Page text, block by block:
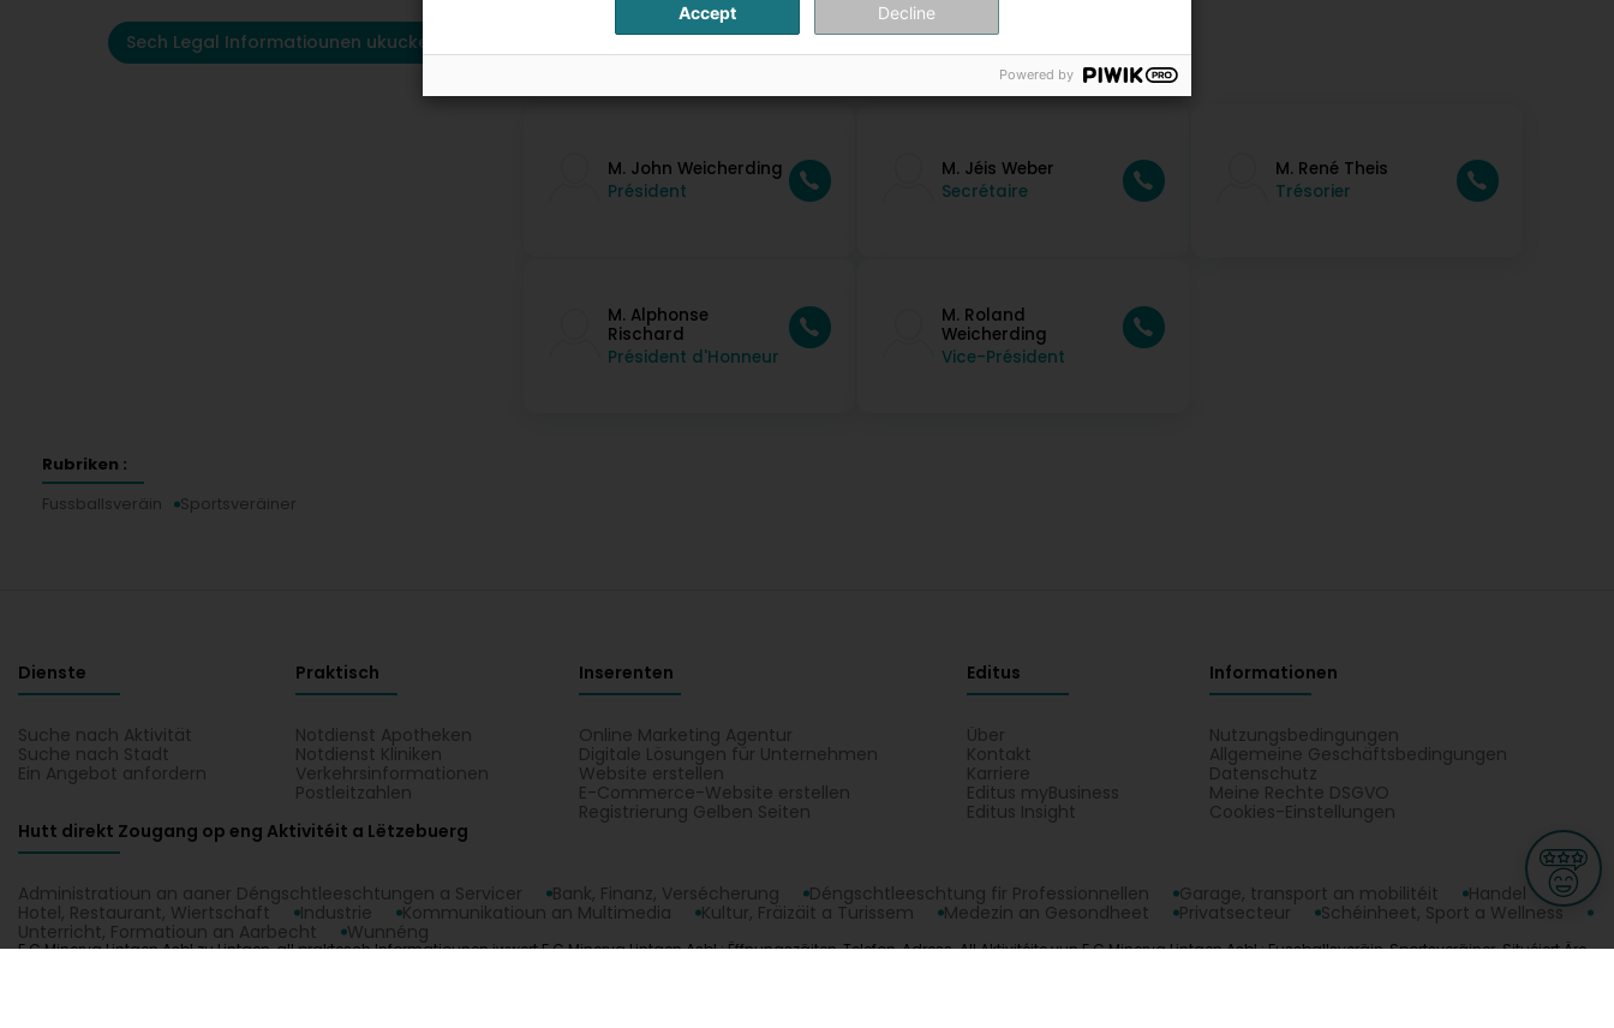
Sech Legal Informatiounen ukucken
M. John Weicherding
Président
M. Jéis Weber
Secrétaire
M. René Theis
Trésorier
M. Alphonse
Rischard
Président d'Honneur
M. Roland
Weicherding
Vice-Président
Rubriken :
Fussballsveräin
Sportsveräiner
Dienste
Suche nach Aktivität
Suche nach Stadt
Ein Angebot anfordern
Praktisch
Notdienst Apotheken
Notdienst Kliniken
Verkehrsinformationen
Postleitzahlen
Inserenten
Online Marketing Agentur
Digitale Lösungen für Unternehmen
Website erstellen
E-Commerce-Website erstellen
Registrierung Gelben Seiten
Editus
Über
Kontakt
Karriere
Editus myBusiness
Editus Insight
Informationen
Nutzungsbedingungen
Allgemeine Geschäftsbedingungen
Datenschutz
Meine Rechte DSGVO
Cookies-Einstellungen
Hutt direkt Zougang op eng Aktivitéit a Lëtzebuerg
Administratioun an aaner Déngschtleeschtungen a Servicer Bank, Finanz, Versécherung Déngschtleeschtung fir Professionnellen Garage, transport an mobilitéit
Handel
Hotel, Restaurant, Wiertschaft
Industrie Kommunikatioun an Multimedia Kultur, Fräizäit a Turissem Medezin an Gesondheet Privatsecteur
Schéinheet, Sport a Wellness
Unterricht, Formatioun an Aarbecht
Wunnéng
F.C Minerva Lintgen Asbl zu Lintgen, all praktesch Informatiounen iwwert F.C Minerva Lintgen Asbl : Ëffnungszäiten, Telefon, Adress. All Aktivitéite vun F.C Minerva Lintgen Asbl : Fussballsveräin, Sportsveräiner. Situéiert Äre
Accept Decline
Powered by